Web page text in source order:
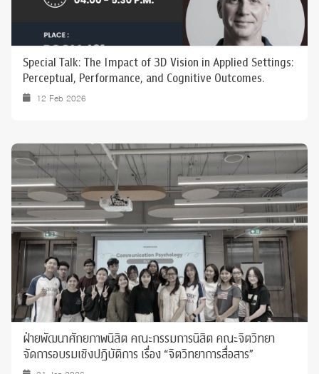
Special Talk: The Impact of 3D Vision in Applied Settings:
Perceptual, Performance, and Cognitive Outcomes.
12 Feb 2026
ฝ่ายพัฒนาศักยภาพนิสิต คณะกรรมการนิสิต คณะจิตวิทยา
จัดการอบรมเชิงปฏิบัติการ เรื่อง “จิตวิทยาการสื่อสาร”